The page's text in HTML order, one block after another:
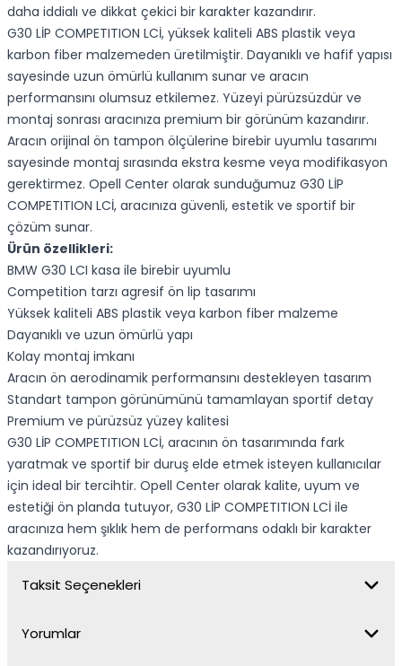
daha iddialı ve dikkat çekici bir karakter kazandırır.
G30 LİP COMPETITION LCİ, yüksek kaliteli ABS plastik veya
karbon fiber malzemeden üretilmiştir. Dayanıklı ve hafif yapısı
sayesinde uzun ömürlü kullanım sunar ve aracın
performansını olumsuz etkilemez. Yüzeyi pürüzsüzdür ve
montaj sonrası aracınıza premium bir görünüm kazandırır.
Aracın orijinal ön tampon ölçülerine birebir uyumlu tasarımı
sayesinde montaj sırasında ekstra kesme veya modifikasyon
gerektirmez. Opell Center olarak sunduğumuz G30 LİP
COMPETITION LCİ, aracınıza güvenli, estetik ve sportif bir
çözüm sunar.
Ürün özellikleri:
BMW G30 LCI kasa ile birebir uyumlu
Competition tarzı agresif ön lip tasarımı
Yüksek kaliteli ABS plastik veya karbon fiber malzeme
Dayanıklı ve uzun ömürlü yapı
Kolay montaj imkanı
Aracın ön aerodinamik performansını destekleyen tasarım
Standart tampon görünümünü tamamlayan sportif detay
Premium ve pürüzsüz yüzey kalitesi
G30 LİP COMPETITION LCİ, aracının ön tasarımında fark
yaratmak ve sportif bir duruş elde etmek isteyen kullanıcılar
için ideal bir tercihtir. Opell Center olarak kalite, uyum ve
estetiği ön planda tutuyor, G30 LİP COMPETITION LCİ ile
aracınıza hem şıklık hem de performans odaklı bir karakter
kazandırıyoruz.
Taksit Seçenekleri
Yorumlar